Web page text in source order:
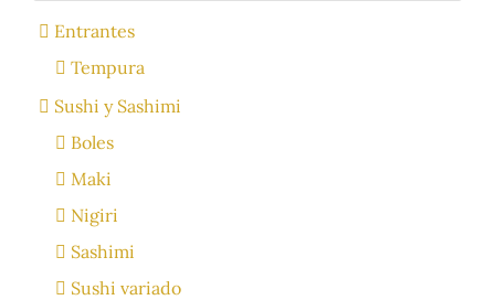
Entrantes
Tempura
Sushi y Sashimi
Boles
Maki
Nigiri
Sashimi
Sushi variado